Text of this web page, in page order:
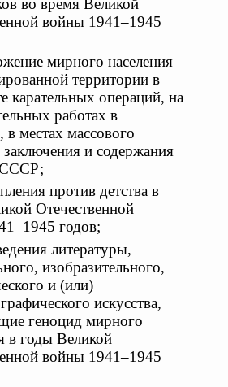
во время Великой
войны 1941–1945
мирного населения
территории в
карательных операций, на
работах в
в местах массового
заключения и содержания
СССР;
против детства в
Отечественной
годов;
литературы,
изобразительного,
и (или)
искусства,
геноцид мирного
в годы Великой
войны 1941–1945